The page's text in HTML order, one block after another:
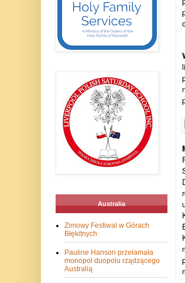
Australia
Zimowy Festiwal w Górach
Błękitnych
Pauline Hanson przełamała
monopol duopolu rządzącego
Australią